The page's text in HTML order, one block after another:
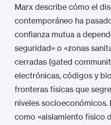
Marx describe cómo el
contemporáneo ha
confianza mutua a
seguridad» o «zonas
cerradas (gated
electrónicas, códigos y
fronteras físicas que
niveles socioeconómicos.
como «aislamiento físico